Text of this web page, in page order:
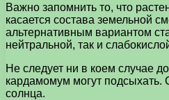
Важно запомнить то, что
касается состава земельной
альтернативным вариантом
нейтральной, так и
Не следует ни в коем случае
кардамомум могут подсыхать.
солнца.